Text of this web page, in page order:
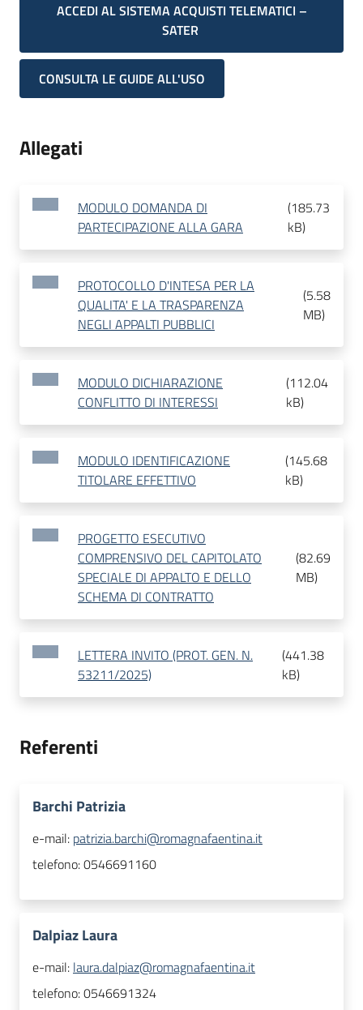
ACCEDI AL SISTEMA ACQUISTI TELEMATICI –
SATER
CONSULTA LE GUIDE ALL'USO
Allegati
MODULO DOMANDA DI
PARTECIPAZIONE ALLA GARA
(185.73
kB)
PROTOCOLLO D'INTESA PER LA
QUALITA' E LA TRASPARENZA
NEGLI APPALTI PUBBLICI
(5.58
MB)
MODULO DICHIARAZIONE
CONFLITTO DI INTERESSI
(112.04
kB)
MODULO IDENTIFICAZIONE
TITOLARE EFFETTIVO
(145.68
kB)
PROGETTO ESECUTIVO
COMPRENSIVO DEL CAPITOLATO
SPECIALE DI APPALTO E DELLO
SCHEMA DI CONTRATTO
(82.69
MB)
LETTERA INVITO (PROT. GEN. N.
53211/2025)
(441.38
kB)
Referenti
Barchi Patrizia
e-mail: patrizia.barchi@romagnafaentina.it
telefono:0546691160
Dalpiaz Laura
e-mail: laura.dalpiaz@romagnafaentina.it
telefono:0546691324